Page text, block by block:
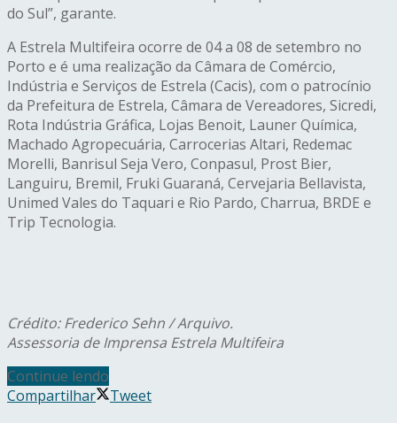
do Sul”, garante.
A Estrela Multifeira ocorre de 04 a 08 de setembro no
Porto e é uma realização da Câmara de Comércio,
Indústria e Serviços de Estrela (Cacis), com o patrocínio
da Prefeitura de Estrela, Câmara de Vereadores, Sicredi,
Rota Indústria Gráfica, Lojas Benoit, Launer Química,
Machado Agropecuária, Carrocerias Altari, Redemac
Morelli, Banrisul Seja Vero, Conpasul, Prost Bier,
Languiru, Bremil, Fruki Guaraná, Cervejaria Bellavista,
Unimed Vales do Taquari e Rio Pardo, Charrua, BRDE e
Trip Tecnologia.
Crédito: Frederico Sehn / Arquivo.
Assessoria de Imprensa Estrela Multifeira
Continue lendo
Compartilhar
Tweet